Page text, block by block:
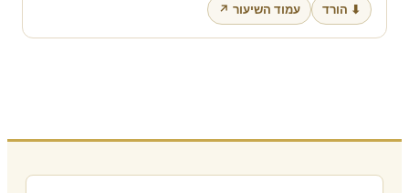
⬇ הורד עמוד השיעור ↗